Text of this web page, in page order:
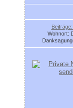
Wohnort: